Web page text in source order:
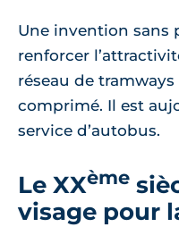
Une invention sans
renforcer
réseau de
comprimé. Il est
service d’autobus.
Le XXème
visage pour